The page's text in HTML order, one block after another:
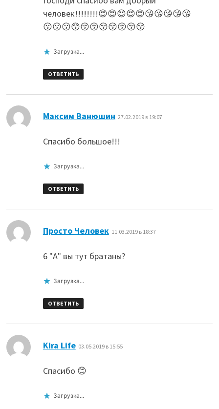
человек!!!!!!!!😍😍😍😍😍😘😘😘😘😘
😗😗😗😙😚😚😚😚😚😚😚
Загрузка...
ОТВЕТИТЬ
Максим Ванюшин 27.02.2019 в 19:07
Спасибо большое!!!
Загрузка...
ОТВЕТИТЬ
Просто Человек 11.03.2019 в 18:37
6 "А" вы тут братаны?
Загрузка...
ОТВЕТИТЬ
Kira Life: 03.05.2019 в 15:55
Спасибо 😊
Загрузка...